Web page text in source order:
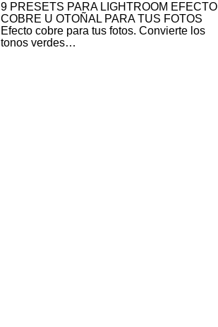
9 PRESETS PARA LIGHTROOM EFECTO
COBRE U OTOÑAL PARA TUS FOTOS
Efecto cobre para tus fotos. Convierte los
tonos verdes…